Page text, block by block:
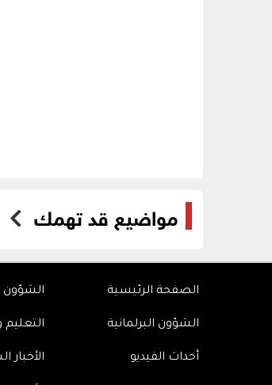
مواضيع قد تهمك
الصفحة الرئيسية الشؤون
الشؤون البرلمانية
أحداث الفيديو الأخبار